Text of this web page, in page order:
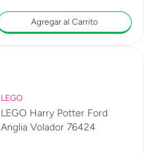
Agregar al Carrito
LEGO
LEGO Harry Potter Ford
Anglia Volador 76424